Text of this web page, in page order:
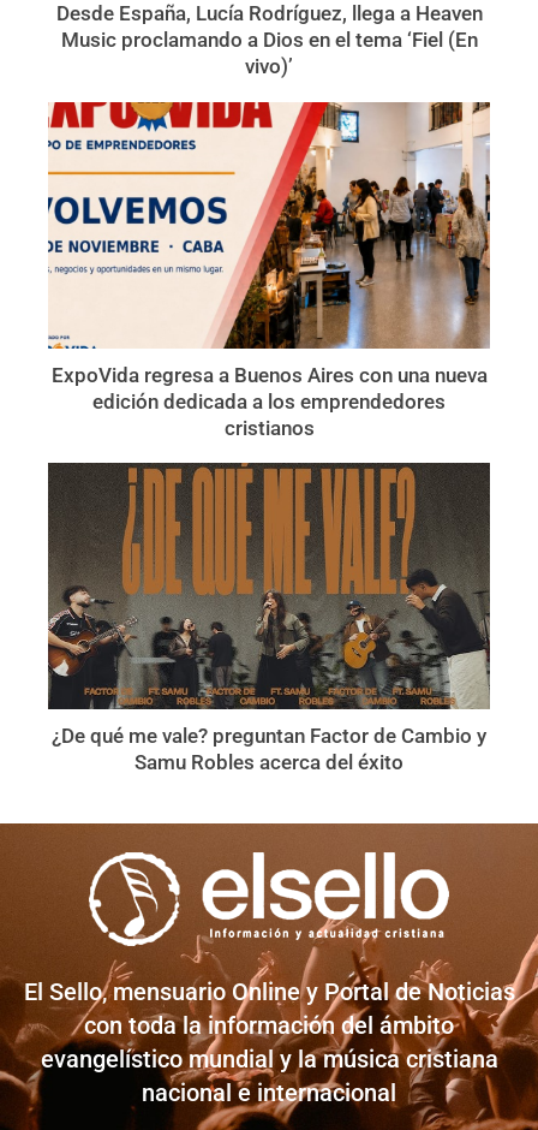
Desde España, Lucía Rodríguez, llega a Heaven
Music proclamando a Dios en el tema ‘Fiel (En
vivo)’
ExpoVida regresa a Buenos Aires con una nueva
edición dedicada a los emprendedores
cristianos
¿De qué me vale? preguntan Factor de Cambio y
Samu Robles acerca del éxito
El Sello, mensuario Online y Portal de Noticias
con toda la información del ámbito
evangelístico mundial y la música cristiana
nacional e internacional